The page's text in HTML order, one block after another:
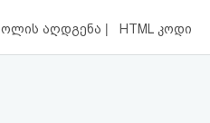
აღდგენა | HTML კოდი